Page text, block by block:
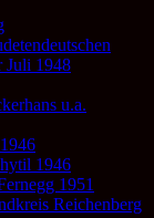
Juli 1948
u.a.
1946
1951
Reichenberg